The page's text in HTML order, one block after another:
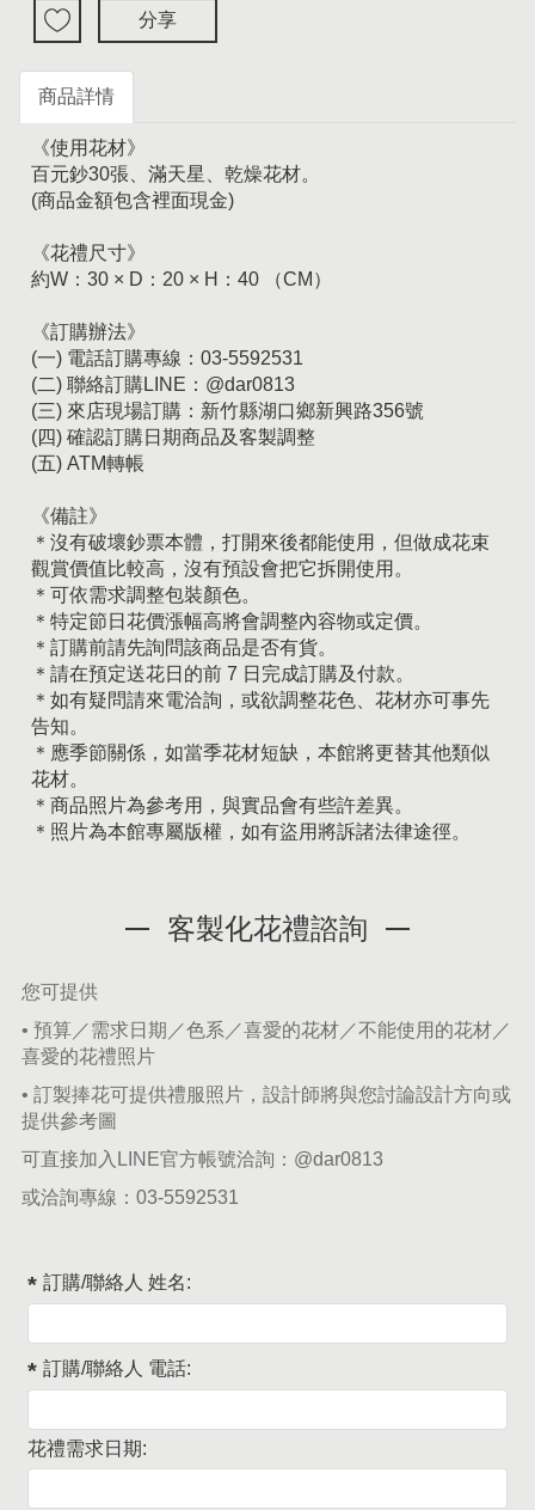
分享
商品詳情
《使用花材》
百元鈔30張、滿天星、乾燥花材。
(商品金額包含裡面現金)
《花禮尺寸》
約W：30 × D：20 × H：40 （CM）
《訂購辦法》
(一) 電話訂購專線：03-5592531
(二) 聯絡訂購LINE：@dar0813
(三) 來店現場訂購：新竹縣湖口鄉新興路356號
(四) 確認訂購日期商品及客製調整
(五) ATM轉帳
《備註》
＊沒有破壞鈔票本體，打開來後都能使用，但做成花束
觀賞價值比較高，沒有預設會把它拆開使用。
＊可依需求調整包裝顏色。
＊特定節日花價漲幅高將會調整內容物或定價。
＊訂購前請先詢問該商品是否有貨。
＊請在預定送花日的前 7 日完成訂購及付款。
＊如有疑問請來電洽詢，或欲調整花色、花材亦可事先
告知。
＊應季節關係，如當季花材短缺，本館將更替其他類似
花材。
＊商品照片為參考用，與實品會有些許差異。
＊照片為本館專屬版權，如有盜用將訴諸法律途徑。
客製化花禮諮詢
您可提供
• 預算／需求日期／色系／喜愛的花材／不能使用的花材／
喜愛的花禮照片
• 訂製捧花可提供禮服照片，設計師將與您討論設計方向或
提供參考圖
可直接加入LINE官方帳號洽詢： @dar0813
或洽詢專線： 03-5592531
訂購/聯絡人 姓名:
訂購/聯絡人 電話:
花禮需求日期: